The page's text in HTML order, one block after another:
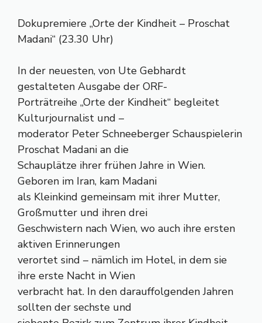
Dokupremiere „Orte der Kindheit – Proschat
Madani“ (23.30 Uhr)
In der neuesten, von Ute Gebhardt
gestalteten Ausgabe der ORF-
Porträtreihe „Orte der Kindheit“ begleitet
Kulturjournalist und –
moderator Peter Schneeberger Schauspielerin
Proschat Madani an die
Schauplätze ihrer frühen Jahre in Wien.
Geboren im Iran, kam Madani
als Kleinkind gemeinsam mit ihrer Mutter,
Großmutter und ihren drei
Geschwistern nach Wien, wo auch ihre ersten
aktiven Erinnerungen
verortet sind – nämlich im Hotel, in dem sie
ihre erste Nacht in Wien
verbracht hat. In den darauffolgenden Jahren
sollten der sechste und